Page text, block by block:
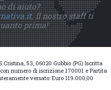
di aiuto?
. Il nostro staff ti
prima!
53, 06020 Gubbio (PG) Iscritta
numero di iscrizione 170001 e Partita
versato: Euro 119.000,00